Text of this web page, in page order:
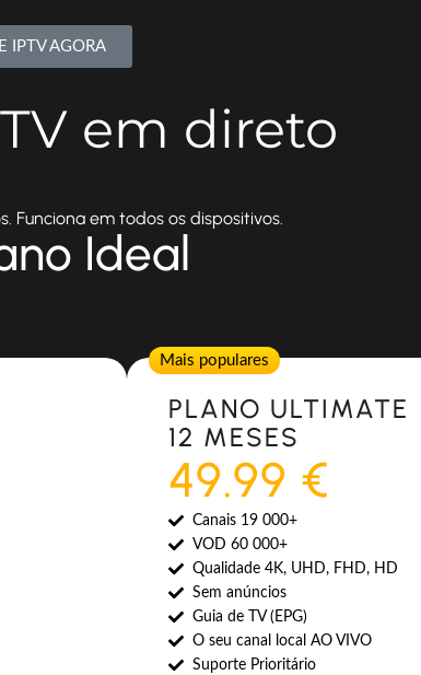
IPTV AGORA
em direto
Funciona em todos os dispositivos.
Ideal
Mais populares
PLANO ULTIMATE
12 MESES
49.99 €
Canais 19 000+
VOD 60 000+
Qualidade 4K, UHD, FHD, HD
Sem anúncios
Guia de TV (EPG)
O seu canal local AO VIVO
Suporte Prioritário